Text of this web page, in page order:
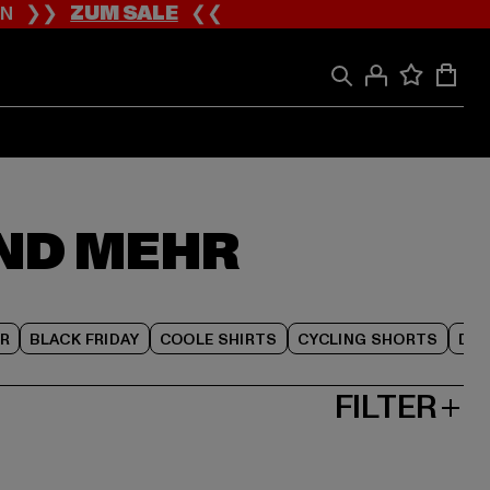
❯❯ZUM SALE❮❮
MEHR
BLACK FRIDAY COOLE SHIRTS CYCLING SHORTS
FILTER